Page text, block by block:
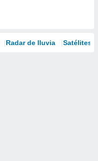
Radar de lluvia Satélites